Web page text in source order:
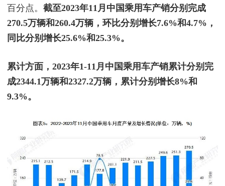
百分点。 截至2023年11月中国乘用车产销分别完成
270.5万辆和260.4万辆，环比分别增长7.6%和4.7%，
同比分别增长25.6%和25.3%。
累计方面，2023年1-11月中国乘用车产销累计分别完
成2344.1万辆和2327.2万辆，累计分别增长8%和
9.3%。